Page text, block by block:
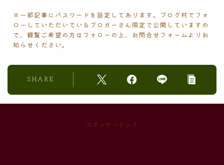
※一部記事にパスワードを設定してあります。ブログ村でフォ
ローしていただいているブロガーさん限定で公開していますの
で、観覧ご希望の方はフォローの上、お問合せフォームよりお
知らせください。
SHARE
スポンサーリンク